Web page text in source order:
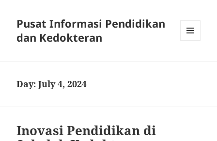
Pusat Informasi Pendidikan
dan Kedokteran
Day:July 4, 2024
Inovasi Pendidikan di